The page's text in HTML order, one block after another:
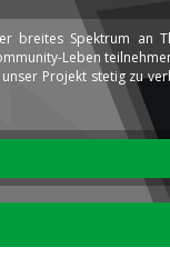
breites Spektrum an
Leben
Projekt stetig zu